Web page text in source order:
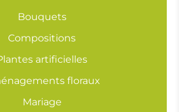
Bouquets
Compositions
artificielles
floraux
Mariage